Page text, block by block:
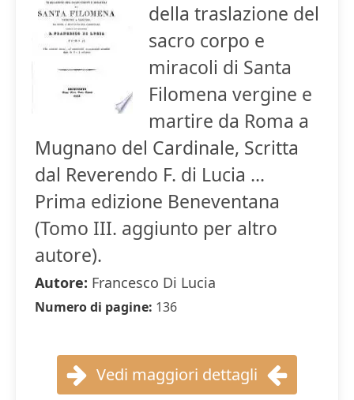
della traslazione del
sacro corpo e
miracoli di Santa
Filomena vergine e
martire da Roma a
Mugnano del Cardinale, Scritta
dal Reverendo F. di Lucia ...
Prima edizione Beneventana
(Tomo III. aggiunto per altro
autore).
Autore: Francesco Di Lucia
Numero di pagine: 136
Vedi maggiori dettagli